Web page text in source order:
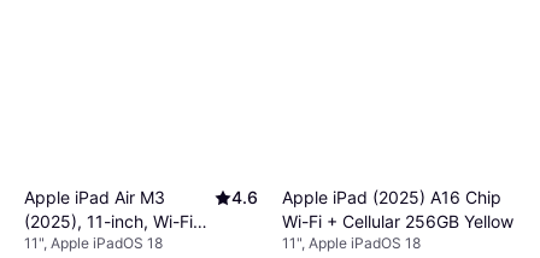
Apple iPad Air M3
(2025), 11-inch, Wi-Fi
256GB Purple
4.6
11", Apple iPadOS 18
Apple iPad (2025) A16 Chip
Wi-Fi + Cellular 256GB Yellow
11", Apple iPadOS 18